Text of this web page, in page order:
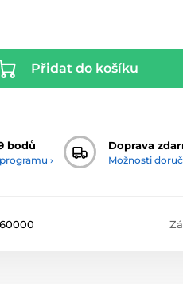
Přidat do košíku
bodů
›
Doprava
Možnosti